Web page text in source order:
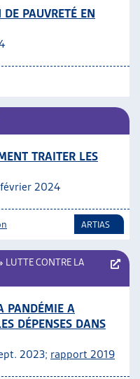
PAUVRETÉ EN
TRAITER LES
février 2024
ARTIAS
LUTTE CONTRE LA
PANDÉMIE A
DÉPENSES DANS
2023; rapport 2019